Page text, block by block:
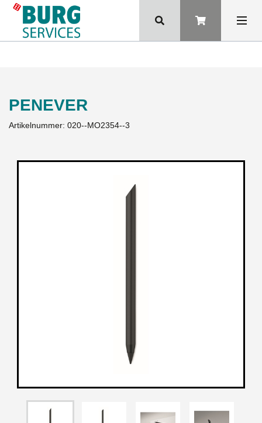
PENEVER
Artikelnummer: 020--MO2354--3